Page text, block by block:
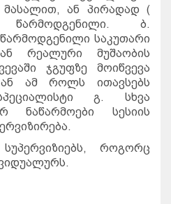
მასალით, ან პირადად
(
წარმოდგენილი. ბ.
წარმოდგენილი საკუთარი
ან რეალური
მუშაობის
ჯგუფზე
მოიწვევა
ან ამ როლს
ითავსებს
გ.
სხვა
ნაწარმოები
სესიის
.
სუპერვიზიებს,
როგორც
.